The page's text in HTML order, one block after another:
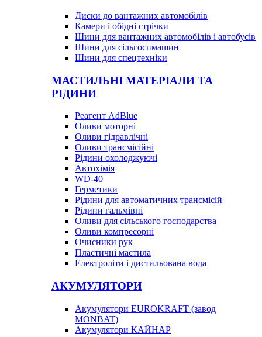
Диски до вантажних автомобілів
Камери і обідні стрічки
Шини для вантажних автомобілів і автобусів
Шини для сільгоспмашин
Шини для спецтехніки
МАСТИЛЬНІ МАТЕРІАЛИ ТА
РІДИНИ
Реагент AdBlue
Оливи моторні
Оливи гідравлічні
Оливи трансмісійні
Рідини охолоджуючі
Автохімія
WD-40
Герметики
Рідини для автоматичних трансмісій
Рідини гальмівні
Оливи для сільського господарства
Оливи компресорні
Очисники рук
Пластичні мастила
Електроліти і дистильована вода
АКУМУЛЯТОРИ
Акумулятори EUROKRAFT (завод
MONBAT)
Акумулятори КАЙНАР